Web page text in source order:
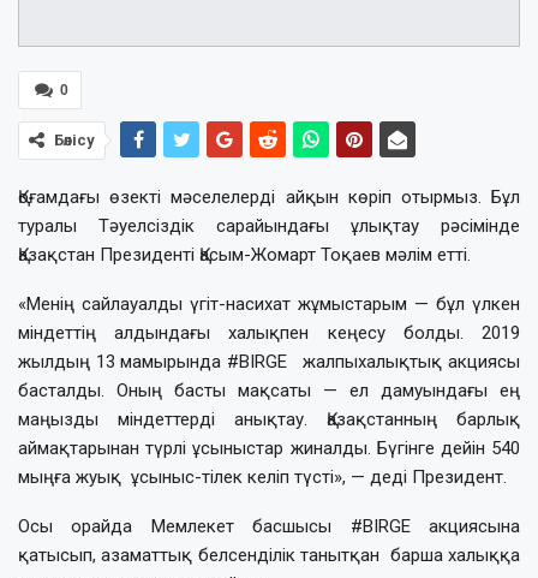
0
Бөлісу
Қоғамдағы өзекті мәселелерді айқын көріп отырмыз. Бұл
туралы Тәуелсіздік сарайындағы ұлықтау рәсімінде
Қазақстан Президенті Қасым-Жомарт Тоқаев мәлім етті.
«Менің сайлауалды үгіт-насихат жұмыстарым — бұл үлкен
міндеттің алдындағы халықпен кеңесу болды. 2019
жылдың 13 мамырында #BIRGE жалпыхалықтық акциясы
басталды. Оның басты мақсаты — ел дамуындағы ең
маңызды міндеттерді анықтау. Қазақстанның барлық
аймақтарынан түрлі ұсыныстар жиналды. Бүгінге дейін 540
мыңға жуық ұсыныс-тілек келіп түсті», — деді Президент.
Осы орайда Мемлекет басшысы #BIRGE акциясына
қатысып, азаматтық белсенділік танытқан барша халыққа